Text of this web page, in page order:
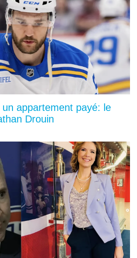
appartement payé: le
Drouin